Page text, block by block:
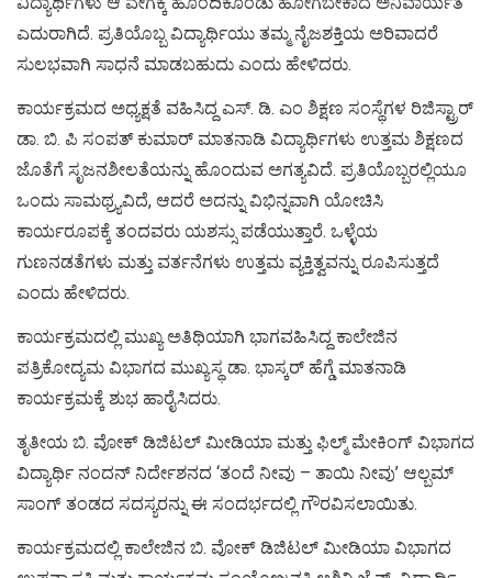
ಎದುರಾಗಿದೆ. ಪ್ರತಿಯೊಬ್ಬ ವಿದ್ಯಾರ್ಥಿಯು ತಮ್ಮ ನೈಜಶಕ್ತಿಯ ಅರಿವಾದರೆ
ಸುಲಭವಾಗಿ ಸಾಧನೆ ಮಾಡಬಹುದು ಎಂದು ಹೇಳಿದರು.
ಕಾರ್ಯಕ್ರಮದ ಅಧ್ಯಕ್ಷತೆ ವಹಿಸಿದ್ದ ಎಸ್. ಡಿ. ಎಂ ಶಿಕ್ಷಣ ಸಂಸ್ಥೆಗಳ ರಿಜಿಸ್ಟ್ರಾರ್
ಡಾ. ಬಿ. ಪಿ ಸಂಪತ್ ಕುಮಾರ್ ಮಾತನಾಡಿ ವಿದ್ಯಾರ್ಥಿಗಳು ಉತ್ತಮ ಶಿಕ್ಷಣದ
ಜೊತೆಗೆ ಸೃಜನಶೀಲತೆಯನ್ನು ಹೊಂದುವ ಅಗತ್ಯವಿದೆ. ಪ್ರತಿಯೊಬ್ಬರಲ್ಲಿಯೂ
ಒಂದು ಸಾಮಥ್ರ್ಯವಿದೆ, ಆದರೆ ಅದನ್ನು ವಿಭಿನ್ನವಾಗಿ ಯೋಚಿಸಿ
ಕಾರ್ಯರೂಪಕ್ಕೆ ತಂದವರು ಯಶಸ್ಸು ಪಡೆಯುತ್ತಾರೆ. ಒಳ್ಳೆಯ
ಗುಣನಡತೆಗಳು ಮತ್ತು ವರ್ತನೆಗಳು ಉತ್ತಮ ವ್ಯಕ್ತಿತ್ವವನ್ನು ರೂಪಿಸುತ್ತದೆ
ಎಂದು ಹೇಳಿದರು.
ಕಾರ್ಯಕ್ರಮದಲ್ಲಿ ಮುಖ್ಯ ಅತಿಥಿಯಾಗಿ ಭಾಗವಹಿಸಿದ್ದ ಕಾಲೇಜಿನ
ಪತ್ರಿಕೋದ್ಯಮ ವಿಭಾಗದ ಮುಖ್ಯಸ್ಥ ಡಾ. ಭಾಸ್ಕರ್ ಹೆಗ್ಡೆ ಮಾತನಾಡಿ
ಕಾರ್ಯಕ್ರಮಕ್ಕೆ ಶುಭ ಹಾರೈಸಿದರು.
ತೃತೀಯ ಬಿ. ವೋಕ್ ಡಿಜಿಟಲ್ ಮೀಡಿಯಾ ಮತ್ತು ಫಿಲ್ಮ್ ಮೇಕಿಂಗ್ ವಿಭಾಗದ
ವಿದ್ಯಾರ್ಥಿ ನಂದನ್ ನಿರ್ದೇಶನದ ‘ತಂದೆ ನೀವು – ತಾಯಿ ನೀವು’ ಆಲ್ಬಮ್
ಸಾಂಗ್ ತಂಡದ ಸದಸ್ಯರನ್ನು ಈ ಸಂದರ್ಭದಲ್ಲಿ ಗೌರವಿಸಲಾಯಿತು.
ಕಾರ್ಯಕ್ರಮದಲ್ಲಿ ಕಾಲೇಜಿನ ಬಿ. ವೋಕ್ ಡಿಜಿಟಲ್ ಮೀಡಿಯಾ ವಿಭಾಗದ